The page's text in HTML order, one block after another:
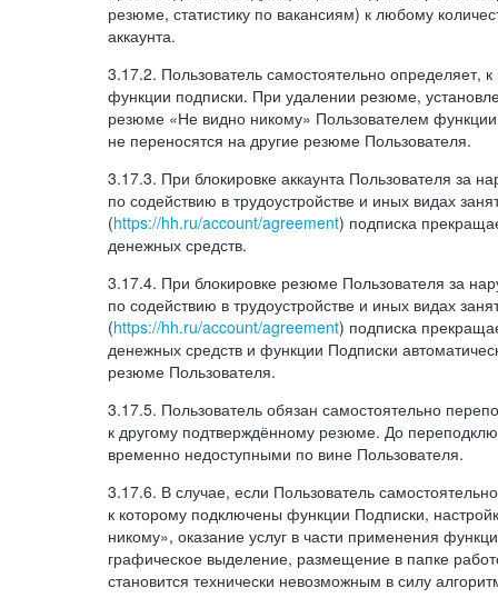
резюме, статистику по вакансиям) к любому
аккаунта.
3.17.2. Пользователь самостоятельно определяет,
функции подписки. При удалении резюме,
резюме «Не видно никому» Пользователем функции
не переносятся на другие резюме Пользователя.
3.17.3. При блокировке аккаунта Пользователя за
по содействию в трудоустройстве и иных видах
(https://hh.ru/account/agreement) подписка
денежных средств.
3.17.4. При блокировке резюме Пользователя за
по содействию в трудоустройстве и иных видах
(https://hh.ru/account/agreement) подписка
денежных средств и функции Подписки
резюме Пользователя.
3.17.5. Пользователь обязан самостоятельно
к другому подтверждённому резюме. До
временно недоступными по вине Пользователя.
3.17.6. В случае, если Пользователь
к которому подключены функции Подписки,
никому», оказание услуг в части применения
графическое выделение, размещение в папке
становится технически невозможным в силу